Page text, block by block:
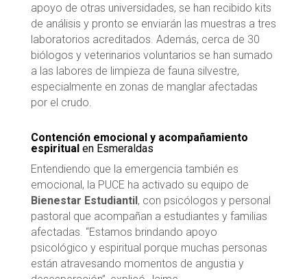
apoyo de otras universidades, se han recibido kits
de análisis y pronto se enviarán las muestras a tres
laboratorios acreditados. Además, cerca de 30
biólogos y veterinarios voluntarios se han sumado
a las labores de limpieza de fauna silvestre,
especialmente en zonas de manglar afectadas
por el crudo.
Contención emocional y acompañamiento
espiritual en Esmeraldas
Entendiendo que la emergencia también es
emocional, la PUCE ha activado su equipo de
Bienestar Estudiantil , con psicólogos y personal
pastoral que acompañan a estudiantes y familias
afectadas. “Estamos brindando apoyo
psicológico y espiritual porque muchas personas
están atravesando momentos de angustia y